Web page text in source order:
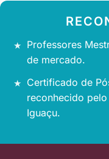
Professores
de mercado.
Certificado de
reconhecido
Iguaçu.